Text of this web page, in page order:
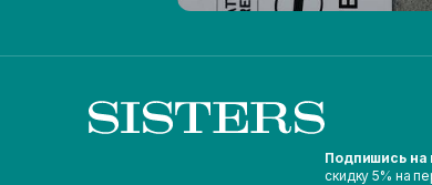
Подпишись на
скидку 5% на